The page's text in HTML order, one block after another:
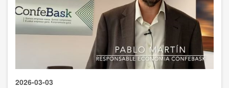
2026-03-03